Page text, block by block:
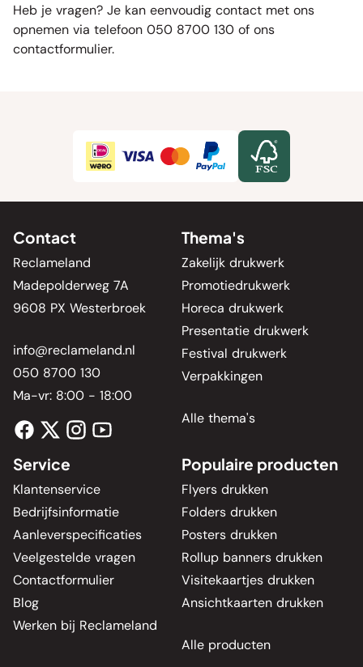
Heb je vragen? Je kan eenvoudig contact met ons
opnemen via telefoon 050 8700 130 of ons
contactformulier.
Contact
Reclameland
Madepolderweg 7A
9608 PX Westerbroek
info@reclameland.nl
050 8700 130
Ma-vr: 8:00 - 18:00
Thema's
Zakelijk drukwerk
Promotiedrukwerk
Horeca drukwerk
Presentatie drukwerk
Festival drukwerk
Verpakkingen
Alle thema's
Service
Klantenservice
Bedrijfsinformatie
Aanleverspecificaties
Veelgestelde vragen
Contactformulier
Blog
Werken bij Reclameland
Populaire producten
Flyers drukken
Folders drukken
Posters drukken
Rollup banners drukken
Visitekaartjes drukken
Ansichtkaarten drukken
Alle producten